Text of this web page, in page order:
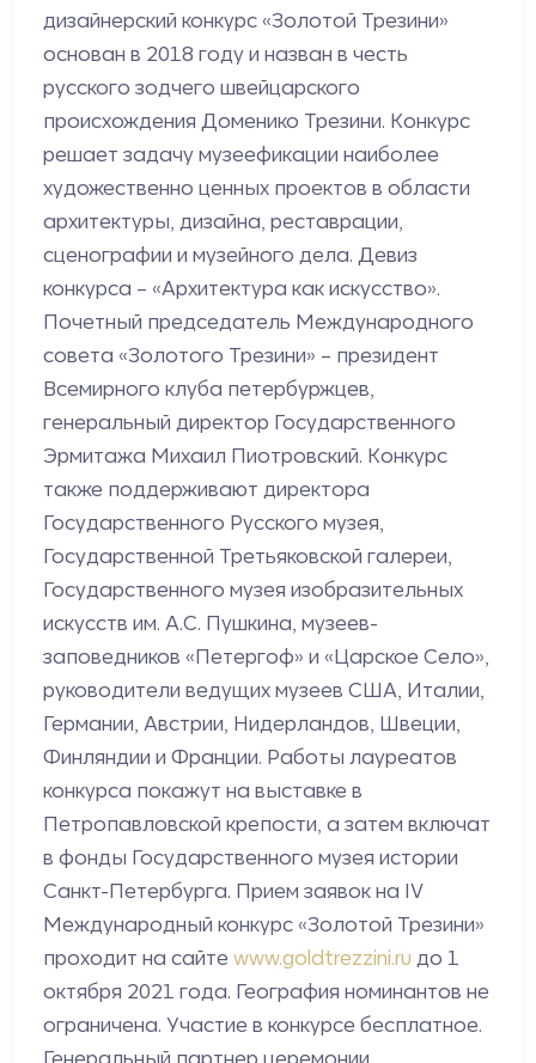
дизайнерский конкурс «Золотой Трезини»
основан в 2018 году и назван в честь
русского зодчего швейцарского
происхождения Доменико Трезини. Конкурс
решает задачу музеефикации наиболее
художественно ценных проектов в области
архитектуры, дизайна, реставрации,
сценографии и музейного дела. Девиз
конкурса – «Архитектура как искусство».
Почетный председатель Международного
совета «Золотого Трезини» – президент
Всемирного клуба петербуржцев,
генеральный директор Государственного
Эрмитажа Михаил Пиотровский. Конкурс
также поддерживают директора
Государственного Русского музея,
Государственной Третьяковской галереи,
Государственного музея изобразительных
искусств им. А.С. Пушкина, музеев-
заповедников «Петергоф» и «Царское Село»,
руководители ведущих музеев США, Италии,
Германии, Австрии, Нидерландов, Швеции,
Финляндии и Франции. Работы лауреатов
конкурса покажут на выставке в
Петропавловской крепости, а затем включат
в фонды Государственного музея истории
Санкт-Петербурга. Прием заявок на IV
Международный конкурс «Золотой Трезини»
проходит на сайте www.goldtrezzini.ru до 1
октября 2021 года. География номинантов не
ограничена. Участие в конкурсе бесплатное.
Генеральный партнер церемонии